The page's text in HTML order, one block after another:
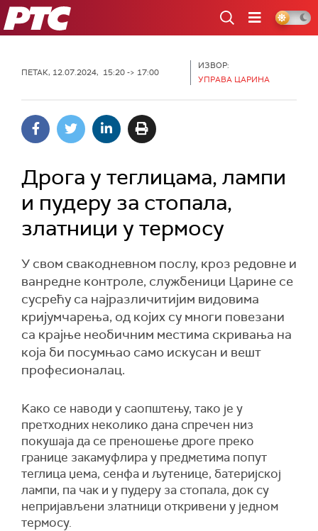
РТС
ПЕТАК, 12.07.2024, 15:20 -> 17:00
ИЗВОР:
УПРАВА ЦАРИНА
Дрога у теглицама, лампи
и пудеру за стопала,
златници у термосу
У свом свакодневном послу, кроз редовне и
ванредне кoнтроле, службеници Царине се
сусрећу са најразличитиjим видовима
кријумчарења, од којих су многи повезани
са крајње необичним местима скривања на
која би посумњао само искусан и вешт
професионалац.
Kaко се наводи у саопштењу, тако је у
претходних неколико дана спречен низ
покушаја да се преношење дроге преко
границе закамуфлира у предметима попут
теглица џема, сенфа и љутенице, батеријској
лампи, па чак и у пудеру за стопала, док су
непријављени златници откривени у једном
термосу.